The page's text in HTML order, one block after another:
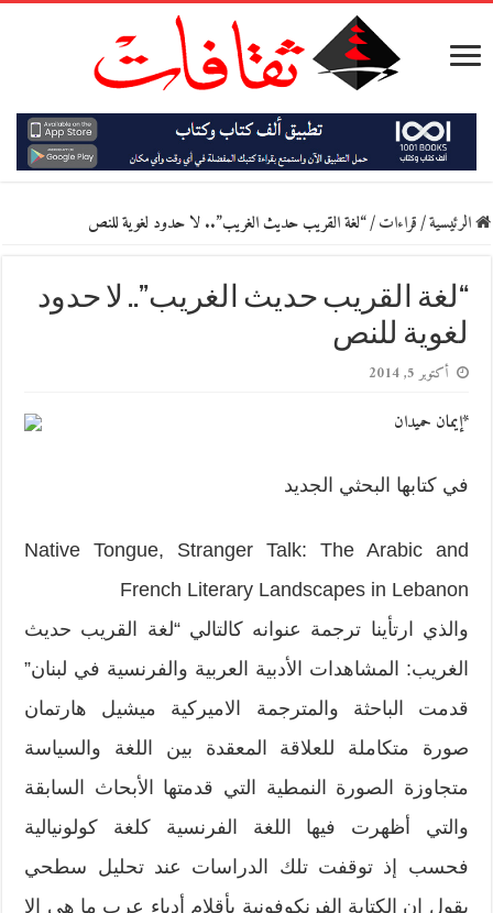
الرئيسية/قراءات/“لغة القريب حديث الغريب”.. لا حدود لغوية للنص
“لغة القريب حديث الغريب”.. لا حدود
لغوية للنص
أكتوبر 5, 2014
*إيمان حميدان
في كتابها البحثي الجديد
Native Tongue, Stranger Talk: The Arabic and
French Literary Landscapes in Lebanon
والذي ارتأينا ترجمة عنوانه كالتالي “لغة القريب حديث
الغريب: المشاهدات الأدبية العربية والفرنسية في لبنان”
قدمت الباحثة والمترجمة الاميركية ميشيل هارتمان
صورة متكاملة للعلاقة المعقدة بين اللغة والسياسة
متجاوزة الصورة النمطية التي قدمتها الأبحاث السابقة
والتي أظهرت فيها اللغة الفرنسية كلغة كولونيالية
فحسب إذ توقفت تلك الدراسات عند تحليل سطحي
يقول إن الكتابة الفرنكوفونية بأقلام أدباء عرب ما هي إلا